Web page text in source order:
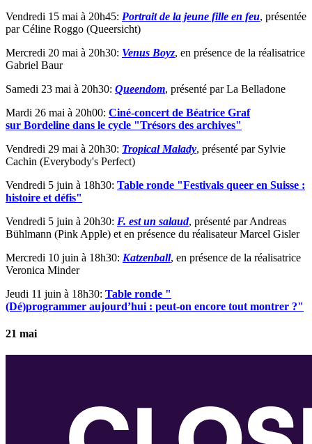
Vendredi 15 mai à 20h45: Portrait de la jeune fille en feu, présentée
par Céline Roggo (Queersicht)
Mercredi 20 mai à 20h30: Venus Boyz, en présence de la réalisatrice
Gabriel Baur
Samedi 23 mai à 20h30: Queendom, présenté par La Belladone
Mardi 26 mai à 20h00: Ciné-concert de Béatrice Graf
sur Bordeline dans le cycle "Trésors des archives"
Vendredi 29 mai à 20h30: Tropical Malady, présenté par Sylvie
Cachin (Everybody's Perfect)
Vendredi 5 juin à 18h30: Table ronde "Festivals queer en Suisse :
histoire et défis"
Vendredi 5 juin à 20h30: F. est un salaud, présenté par Andreas
Bühlmann (Pink Apple) et en présence du réalisateur Marcel Gisler
Mercredi 10 juin à 18h30: Katzenball, en présence de la réalisatrice
Veronica Minder
Jeudi 11 juin à 18h30: Table ronde "
(Dé)programmer aujourd’hui : peut-on encore tout montrer ?"
21 mai